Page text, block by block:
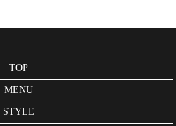
TOP
MENU
STYLE